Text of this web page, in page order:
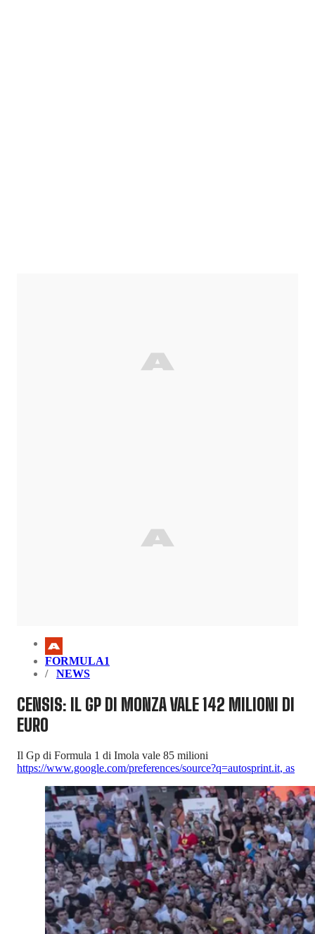
FORMULA1
NEWS
CENSIS: IL GP DI MONZA VALE 142 MILIONI DI
EURO
Il Gp di Formula 1 di Imola vale 85 milioni
https://www.google.com/preferences/source?q=autosprint.it, as